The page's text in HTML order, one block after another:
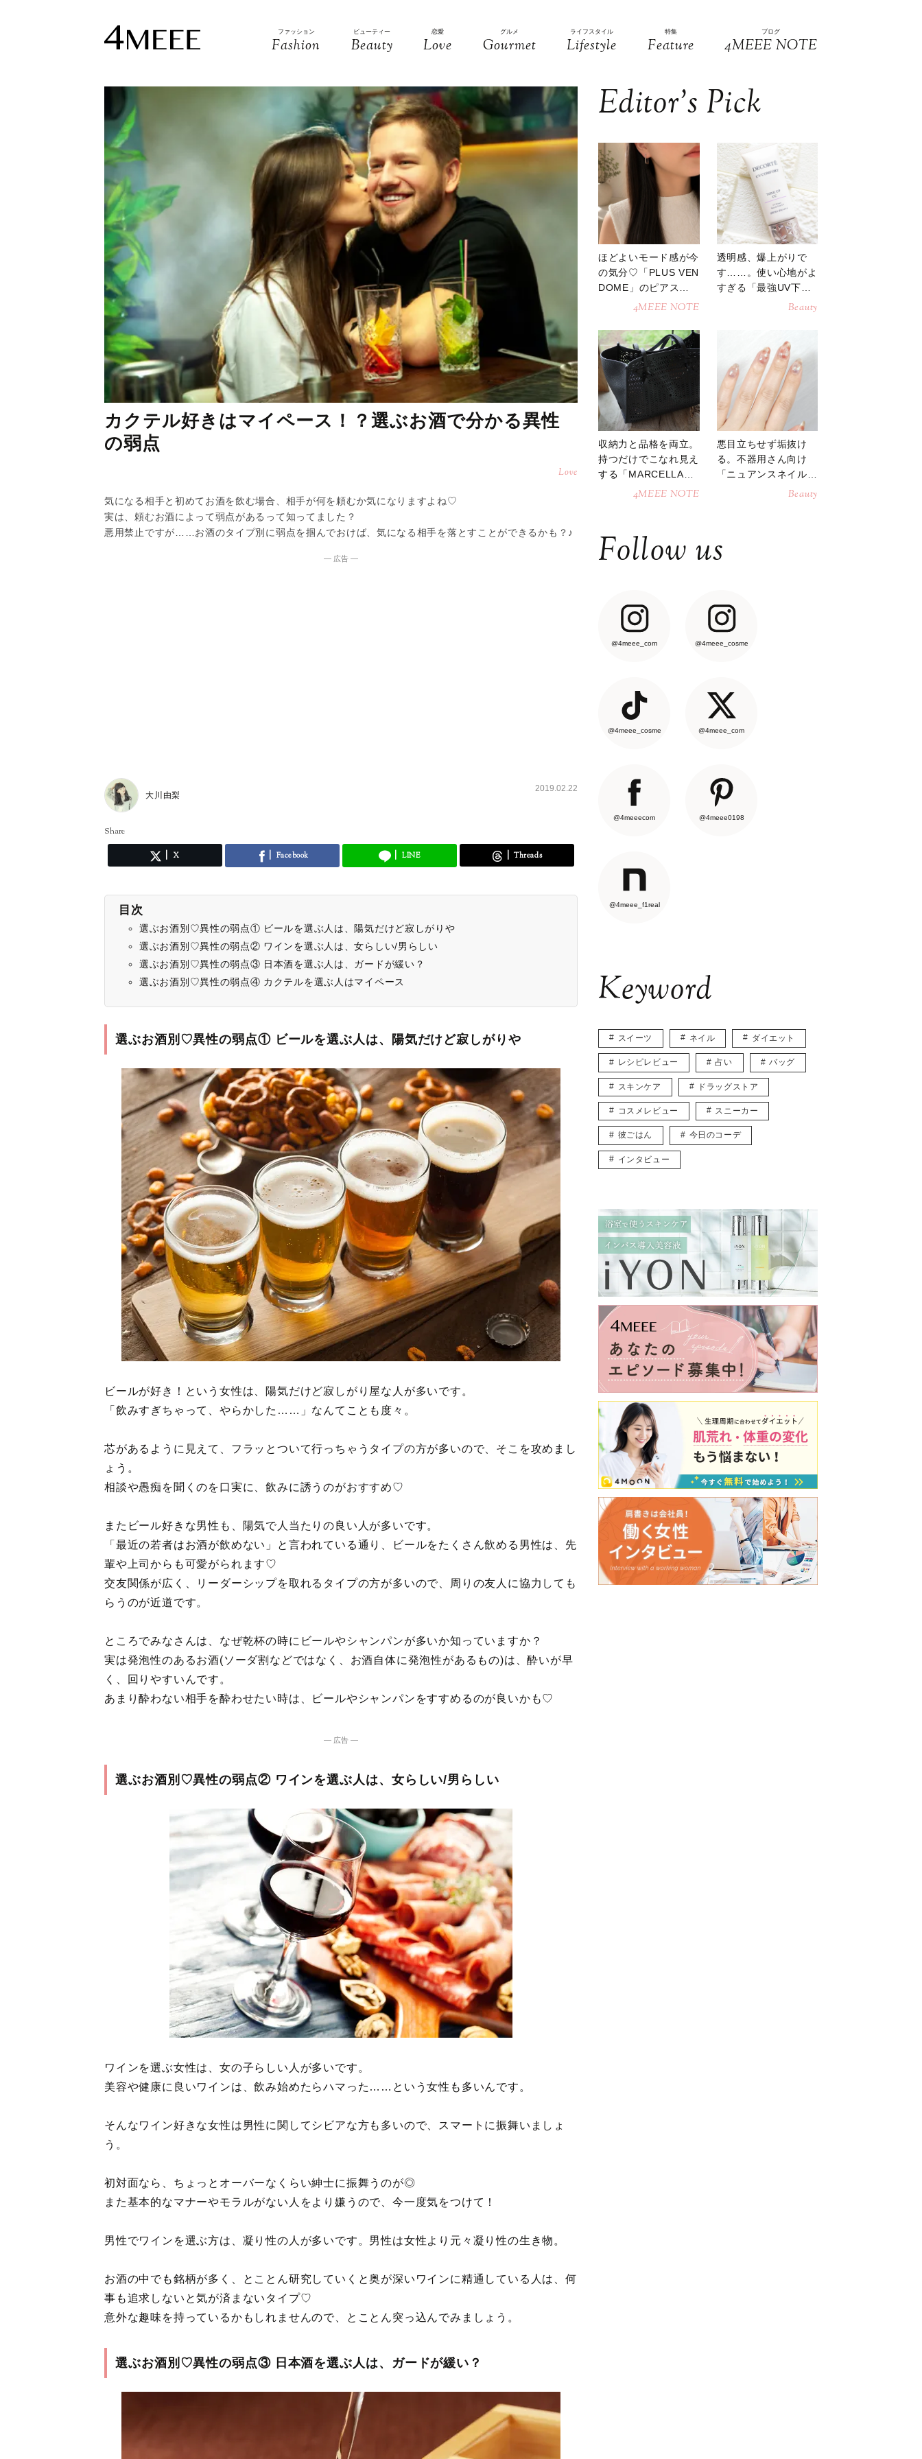
ファッション
Fashion
ビューティー
Beauty
恋愛
Love
グルメ
Gourmet
ライフスタイル
Lifestyle
特集
Feature
ブログ
4MEEE NOTE
カクテル好きはマイペース！？選ぶお酒で分かる異性
の弱点
Love
気になる相手と初めてお酒を飲む場合、相手が何を頼むか気になりますよね♡
実は、頼むお酒によって弱点があるって知ってました？
悪用禁止ですが……お酒のタイプ別に弱点を掴んでおけば、気になる相手を落とすことができるかも？♪
― 広告 ―
大川由梨
2019.02.22
Share
X Facebook LINE Threads
目次
選ぶお酒別♡異性の弱点① ビールを選ぶ人は、陽気だけど寂しがりや
選ぶお酒別♡異性の弱点② ワインを選ぶ人は、女らしい/男らしい
選ぶお酒別♡異性の弱点③ 日本酒を選ぶ人は、ガードが緩い？
選ぶお酒別♡異性の弱点④ カクテルを選ぶ人はマイペース
選ぶお酒別♡異性の弱点① ビールを選ぶ人は、陽気だけど寂しがりや
ビールが好き！という女性は、陽気だけど寂しがり屋な人が多いです。
「飲みすぎちゃって、やらかした……」なんてことも度々。
芯があるように見えて、フラッとついて行っちゃうタイプの方が多いので、そこを攻めまし
ょう。
相談や愚痴を聞くのを口実に、飲みに誘うのがおすすめ♡
またビール好きな男性も、陽気で人当たりの良い人が多いです。
「最近の若者はお酒が飲めない」と言われている通り、ビールをたくさん飲める男性は、先
輩や上司からも可愛がられます♡
交友関係が広く、リーダーシップを取れるタイプの方が多いので、周りの友人に協力しても
らうのが近道です。
ところでみなさんは、なぜ乾杯の時にビールやシャンパンが多いか知っていますか？
実は発泡性のあるお酒(ソーダ割などではなく、お酒自体に発泡性があるもの)は、酔いが早
く、回りやすいんです。
あまり酔わない相手を酔わせたい時は、ビールやシャンパンをすすめるのが良いかも♡
― 広告 ―
選ぶお酒別♡異性の弱点② ワインを選ぶ人は、女らしい/男らしい
ワインを選ぶ女性は、女の子らしい人が多いです。
美容や健康に良いワインは、飲み始めたらハマった……という女性も多いんです。
そんなワイン好きな女性は男性に関してシビアな方も多いので、スマートに振舞いましょ
う。
初対面なら、ちょっとオーバーなくらい紳士に振舞うのが◎
また基本的なマナーやモラルがない人をより嫌うので、今一度気をつけて！
男性でワインを選ぶ方は、凝り性の人が多いです。男性は女性より元々凝り性の生き物。
お酒の中でも銘柄が多く、とことん研究していくと奥が深いワインに精通している人は、何
事も追求しないと気が済まないタイプ♡
意外な趣味を持っているかもしれませんので、とことん突っ込んでみましょう。
選ぶお酒別♡異性の弱点③ 日本酒を選ぶ人は、ガードが緩い？
Editor’s Pick
ほどよいモード感が今
の気分♡「PLUS VEN
DOME」のピアスが
4MEEE NOTE
透明感、爆上がりで
す……。使い心地がよ
すぎる「最強UV下
Beauty
収納力と品格を両立。
持つだけでこなれ見え
する「MARCELLAト
ートバッグ」4MEEE NOTE
悪目立ちせず垢抜け
る。不器用さん向け
「ニュアンスネイル」
Beauty
Follow us
@4meee_com @4meee_cosme
@4meee_cosme @4meee_com
@4meeecom @4meee0198
@4meee_f1real
Keyword
スイーツ ネイル ダイエット
レシピレビュー 占い バッグ
スキンケア ドラッグストア
コスメレビュー スニーカー
彼ごはん 今日のコーデ
インタビュー